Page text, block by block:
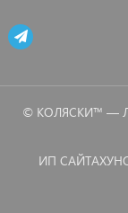
© КОЛЯСКИ™ —
ИП